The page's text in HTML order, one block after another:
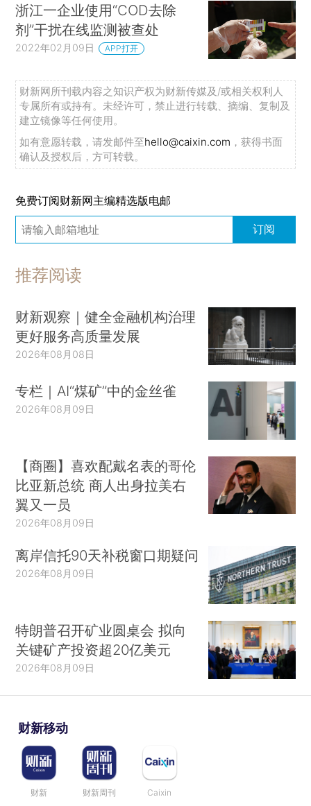
浙江一企业使用“COD去除
剂”干扰在线监测被查处
2022年02月09日 APP打开
财新网所刊载内容之知识产权为财新传媒及/或相关权利人
专属所有或持有。未经许可，禁止进行转载、摘编、复制及
建立镜像等任何使用。
如有意愿转载，请发邮件至hello@caixin.com ，获得书面
确认及授权后，方可转载。
免费订阅财新网主编精选版电邮
订阅
推荐阅读
财新观察｜健全金融机构治理
更好服务高质量发展
2026年08月08日
专栏｜AI“煤矿”中的金丝雀
2026年08月09日
【商圈】喜欢配戴名表的哥伦
比亚新总统 商人出身拉美右
翼又一员
2026年08月09日
离岸信托90天补税窗口期疑问
2026年08月09日
特朗普召开矿业圆桌会 拟向
关键矿产投资超20亿美元
2026年08月09日
财新移动
财新 财新周刊 Caixin